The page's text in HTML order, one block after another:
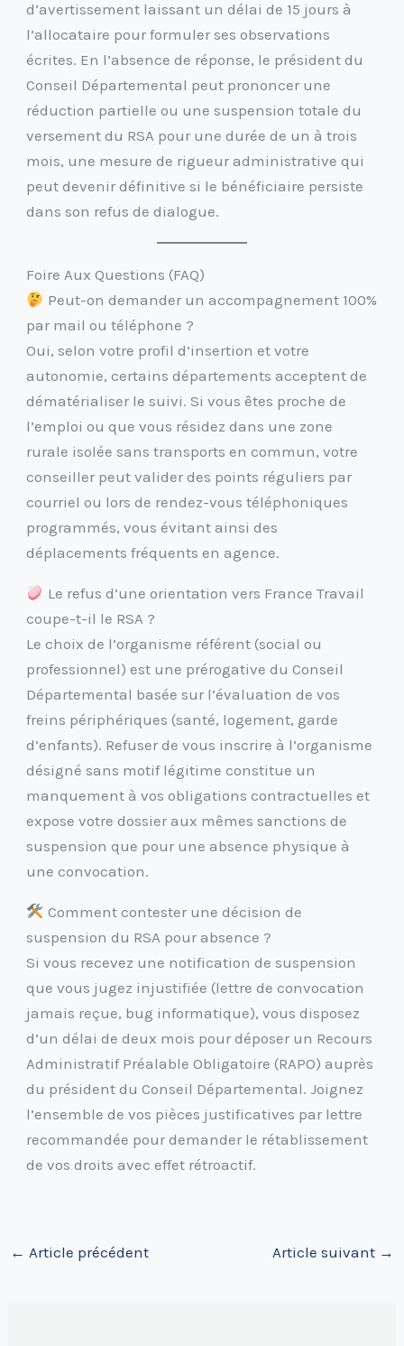
d’avertissement laissant un délai de 15 jours à
l’allocataire pour formuler ses observations
écrites. En l’absence de réponse, le président du
Conseil Départemental peut prononcer une
réduction partielle ou une suspension totale du
versement du RSA pour une durée de un à trois
mois, une mesure de rigueur administrative qui
peut devenir définitive si le bénéficiaire persiste
dans son refus de dialogue.
Foire Aux Questions (FAQ)
Peut-on demander un accompagnement 100%
par mail ou téléphone ?
Oui, selon votre profil d’insertion et votre
autonomie, certains départements acceptent de
dématérialiser le suivi. Si vous êtes proche de
l’emploi ou que vous résidez dans une zone
rurale isolée sans transports en commun, votre
conseiller peut valider des points réguliers par
courriel ou lors de rendez-vous téléphoniques
programmés, vous évitant ainsi des
déplacements fréquents en agence.
Le refus d’une orientation vers France Travail
coupe-t-il le RSA ?
Le choix de l’organisme référent (social ou
professionnel) est une prérogative du Conseil
Départemental basée sur l’évaluation de vos
freins périphériques (santé, logement, garde
d’enfants). Refuser de vous inscrire à l’organisme
désigné sans motif légitime constitue un
manquement à vos obligations contractuelles et
expose votre dossier aux mêmes sanctions de
suspension que pour une absence physique à
une convocation.
Comment contester une décision de
suspension du RSA pour absence ?
Si vous recevez une notification de suspension
que vous jugez injustifiée (lettre de convocation
jamais reçue, bug informatique), vous disposez
d’un délai de deux mois pour déposer un Recours
Administratif Préalable Obligatoire (RAPO) auprès
du président du Conseil Départemental. Joignez
l’ensemble de vos pièces justificatives par lettre
recommandée pour demander le rétablissement
de vos droits avec effet rétroactif.
← Article précédent Article suivant →